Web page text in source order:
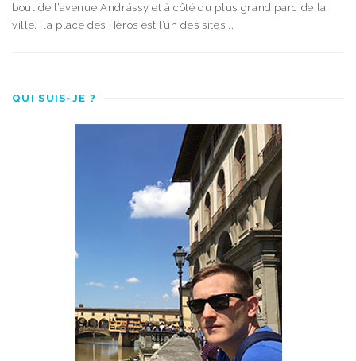
bout de l’avenue Andrássy et à côté du plus grand parc de la
ville, la place des Héros est l’un des sites...
QUI SUIS-JE ?